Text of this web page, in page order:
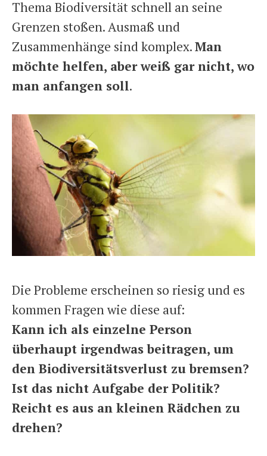
Thema Biodiversität schnell an seine
Grenzen stoßen. Ausmaß und
Zusammenhänge sind komplex.Man
möchte helfen, aber weiß gar nicht, wo
man anfangen soll.
Die Probleme erscheinen so riesig und es
kommen Fragen wie diese auf:
Kann ich als einzelne Person
überhaupt irgendwas beitragen, um
den Biodiversitätsverlust zu bremsen?
Ist das nicht Aufgabe der Politik?
Reicht es aus an kleinen Rädchen zu
drehen?